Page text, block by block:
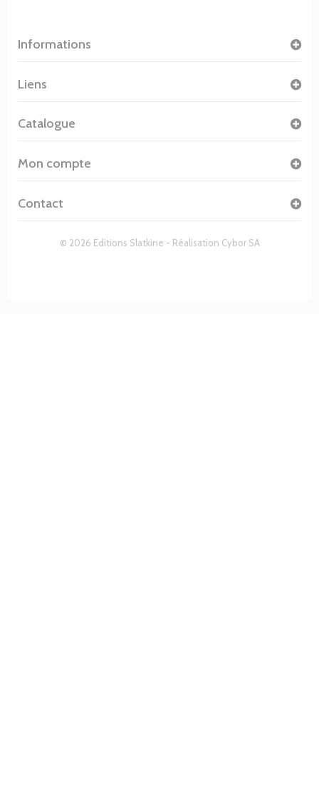
Informations
© 2026 Editions Slatkine - Réalisation Cybor SA
Liens
Catalogue
Mon compte
Contact